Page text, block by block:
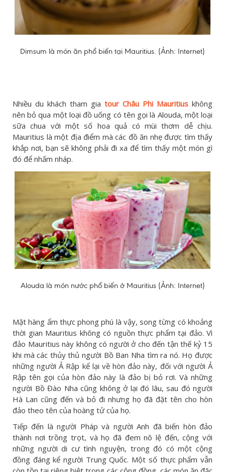
Dimsum là món ăn phổ biến tại Mauritius. (Ảnh: Internet)
Nhiều du khách tham gia tour Châu Phi Mauritius không
nên bỏ qua một loại đồ uống có tên gọi là Alouda, một loại
sữa chua với một số hoa quả có mùi thơm dễ chịu.
Mauritius là một địa điểm mà các đồ ăn nhẹ được tìm thấy
khắp nơi, bạn sẽ không phải đi xa để tìm thấy một món gì
đó để nhấm nháp.
Alouda là món nước phổ biến ở Mauritius (Ảnh: Internet)
Mặt hàng ẩm thực phong phú là vậy, song từng có khoảng
thời gian Mauritius không có nguồn thực phẩm tại đảo. Vì
đảo Mauritius này không có người ở cho đến tận thế kỷ 15
khi mà các thủy thủ người Bồ Ban Nha tìm ra nó. Họ được
những người Ả Rập kể lại về hòn đảo này, đối với người Ả
Rập tên gọi của hòn đảo này là đảo bị bỏ rơi. Và những
người Bồ Đào Nha cũng không ở lại đó lâu, sau đó người
Hà Lan cũng đến và bỏ đi nhưng họ đã đặt tên cho hòn
đảo theo tên của hoàng tử của họ.
Tiếp đến là người Pháp và người Anh đã biến hòn đảo
thành nơi trồng trọt, và họ đã đem nô lệ đến, cộng với
những người di cư tình nguyện, trong đó có một cộng
đồng đáng kể người Trung Quốc. Một số thực phẩm vẫn